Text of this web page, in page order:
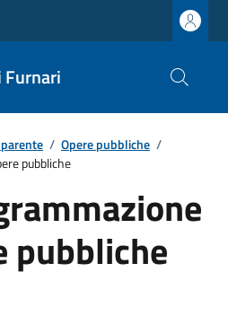
Furnari
/ Opere pubbliche /
pubbliche
pubbliche